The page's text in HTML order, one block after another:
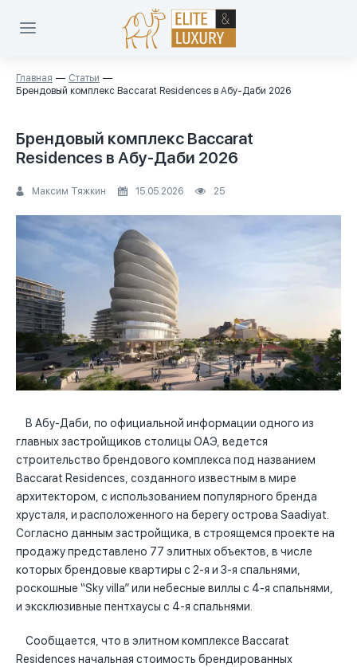
Главная
Статьи
Брендовый комплекс Baccarat Residences в Абу-Даби 2026
Брендовый комплекс Baccarat
Residences в Абу-Даби 2026
Максим Тяжкин 15.05.2026 25
В Абу-Даби, по официальной информации одного из
главных застройщиков столицы ОАЭ, ведется
строительство брендового комплекса под названием
Baccarat Residences, созданного известным в мире
архитектором, с использованием популярного бренда
хрусталя, и расположенного на берегу острова Saadiyat.
Согласно данным застройщика, в строящемся проекте на
продажу представлено 77 элитных объектов, в числе
которых брендовые квартиры с 2-я и 3-я спальнями,
роскошные “Sky villa” или небесные виллы с 4-я спальнями,
и эксклюзивные пентхаусы с 4-я спальнями.
Сообщается, что в элитном комплексе Baccarat
Residences начальная стоимость брендированных